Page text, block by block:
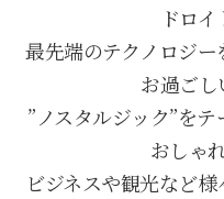
ドロイ
最先端のテクノロジ
お過ごし
”ノスタルジック”を
おしゃ
ビジネスや観光など